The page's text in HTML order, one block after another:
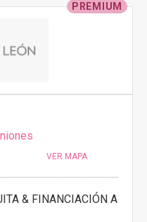
PREMIUM
VER MAPA
& FINANCIACIÓN A